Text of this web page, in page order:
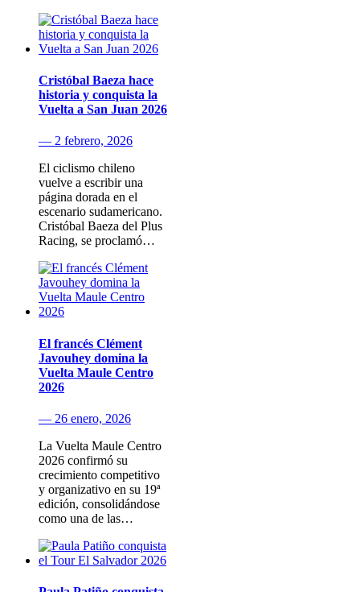
Cristóbal Baeza hace
historia y conquista la
Vuelta a San Juan 2026
— 2 febrero, 2026
El ciclismo chileno
vuelve a escribir una
página dorada en el
escenario sudamericano.
Cristóbal Baeza del Plus
Racing, se proclamó…
El francés Clément
Javouhey domina la
Vuelta Maule Centro
2026
— 26 enero, 2026
La Vuelta Maule Centro
2026 confirmó su
crecimiento competitivo
y organizativo en su 19ª
edición, consolidándose
como una de las…